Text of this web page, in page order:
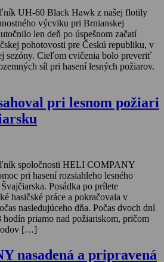
UH-60 Black Hawk z našej flotily
výcviku pri Brnianskej
len deň po úspešnom začatí
pohotovosti pre Českú republiku, v
sezóny. Cieľom cvičenia bolo preveriť
síl pri hasení lesných požiarov.
pri lesnom požiari
spoločnosti HELI COMPANY
pri hasení rozsiahleho lesného
Posádka po prílete
hasičské práce a pokračovala v
nasledujúceho dňa. Počas dvoch dní
priamo nad požiariskom, pričom
[…]
nasadená a pripravená